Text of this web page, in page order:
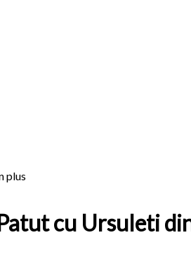
plus
cu Ursuleti